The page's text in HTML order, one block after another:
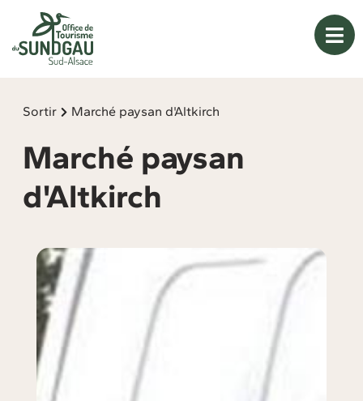
Sortir Marché paysan d'Altkirch
Marché paysan
d'Altkirch
Panneau de gestion des cookies